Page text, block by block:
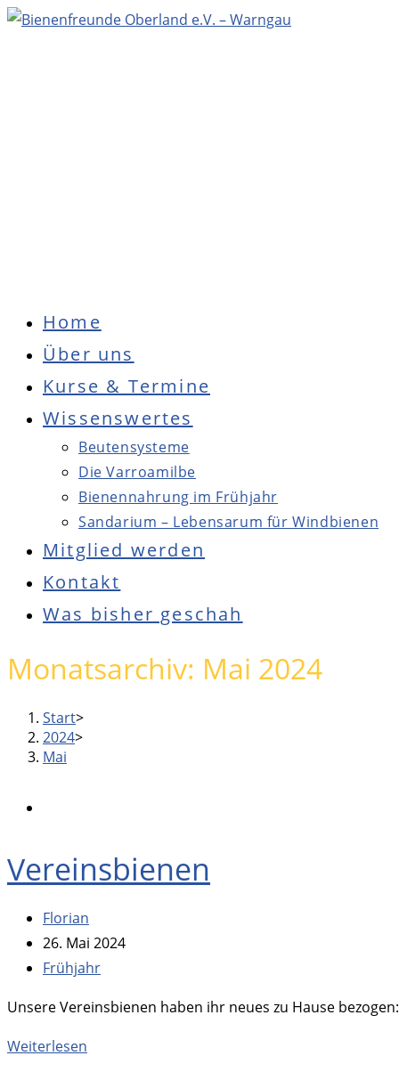
Zum
Home
Über uns
Kurse & Termine
Wissenswertes
Beutensysteme
Die Varroamilbe
Bienennahrung im Frühjahr
Sandarium – Lebensarum für Windbienen
Mitglied werden
Kontakt
Was bisher geschah
Press
Escape
close
the
Menu
Monatsarchiv: Mai 2024
Start>
2024>
Mai
Vereinsbienen
Beitrags-
Autor:
Florian
Beitrag
veröffentlicht:
26. Mai 2024
Beitrags-
Frühjahr
Unsere Vereinsbienen haben ihr neues zu Hause
Weiterlesen